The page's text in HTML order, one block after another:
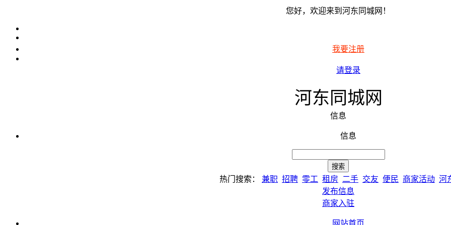
您好，欢迎来到河东同城网！
我要注册
请登录
河东同城网
信息
信息
热门搜索： 兼职 招聘 零工 租房 二手 交友 便民 商家活动 河
发布信息
商家入驻
网站首页